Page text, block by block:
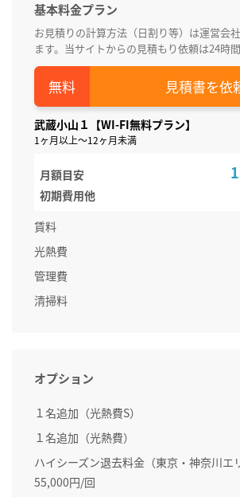
基本料金プラン
お見積りの計算方法（日割り等）は運営会
ます。当サイトからの見積もり依頼は24時間
見積書を依
武蔵小山１【WI-FI無料プラン】
1ヶ月以上～12ヶ月未満
月額目安
初期費用他
賃料
光熱費
管理費
清掃料
オプション
１名追加（光熱費S）
１名追加（光熱費）
ハイシーズン退去料金（東京・神奈川エ
55,000円/回